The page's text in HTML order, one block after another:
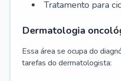
Tratamento para
Dermatologia
Essa área se ocupa do
tarefas do dermatologista: